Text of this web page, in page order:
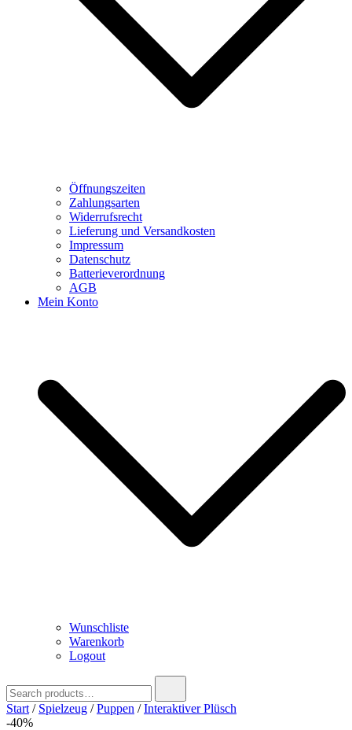
Öffnungszeiten
Zahlungsarten
Widerrufsrecht
Lieferung und Versandkosten
Impressum
Datenschutz
Batterieverordnung
AGB
Mein Konto
Wunschliste
Warenkorb
Logout
for:
Start / Spielzeug /Puppen /Interaktiver Plüsch
-40%